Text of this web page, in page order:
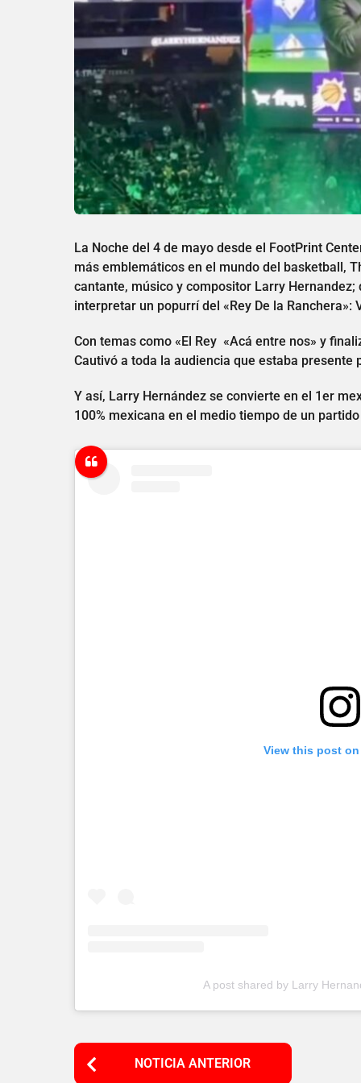
La Noche del 4 de mayo desde el FootPrint
más emblemáticos en el mundo del basketball,
cantante, músico y compositor Larry
interpretar un popurrí del «Rey De la Ranchera»:
Con temas como «El Rey «Acá entre nos» y
Cautivó a toda la audiencia que estaba
Y así, Larry Hernández se convierte en el 1er
100% mexicana en el medio tiempo de un
View this post
A post shared by Larry
P
NOTICIA ANTERIOR